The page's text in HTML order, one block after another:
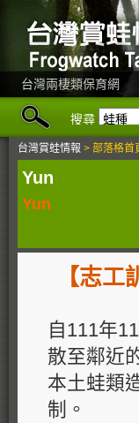
台灣兩棲類保育網
搜尋
台灣賞蛙情報 > 部落格首
Yun
Yun
【志
自111年
散至鄰近
本土蛙類
制。